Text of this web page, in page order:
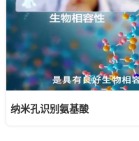
纳米孔识别氨基酸